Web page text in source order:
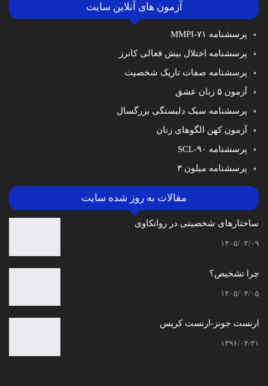
آزمون های آنلاین سایت
پرسشنامه MMPI-۷۱
پرسشنامه اختلال بیش فعالی کانرز
پرسشنامه صفات تاریک شخصیت
آزمون ۵ زبان عشق
پرسشنامه سبک دلبستگی بزرگسال
آزمون کهن الگوهای زنان
پرسشنامه SCL-۹۰
پرسشنامه میلون ۳
مقالات به روز شده سایت
ساختارهای شخصیتی در روانکاوی
۱۴۰۵/۰۴/۰۹
چرا تشخیص؟
۱۴۰۵/۰۴/۰۵
ارنست جونز-ارنست کریس
۱۳۹۶/۰۴/۳۱